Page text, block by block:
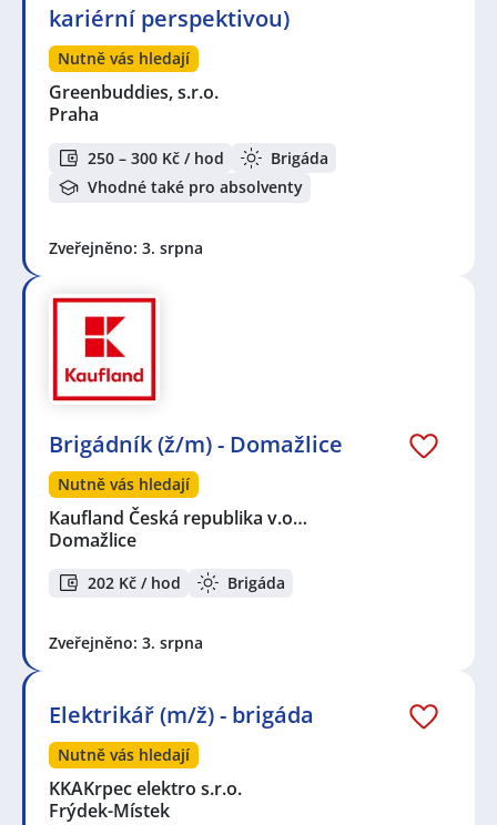
kariérní perspektivou)
Nutně vás hledají
Greenbuddies, s.r.o.
Praha
250 – 300 Kč / hod
Brigáda
Vhodné také pro absolventy
Zveřejněno: 3. srpna
Brigádník (ž/m) - Domažlice
Nutně vás hledají
Kaufland Česká republika v.o…
Domažlice
202 Kč / hod Brigáda
Zveřejněno: 3. srpna
Elektrikář (m/ž) - brigáda
Nutně vás hledají
KKAKrpec elektro s.r.o.
Frýdek-Místek